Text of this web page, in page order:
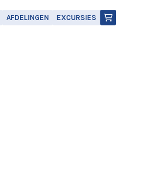
AFDELINGEN EXCURSIES